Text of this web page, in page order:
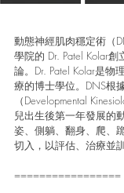
動態神經肌肉穩定術（
學院的 Dr. Patel Kolar
論。Dr. Patel Kolar是物
療的博士學位。DNS根
（Developmental
兒出生後第一年發展的
姿、側躺、翻身、爬、
切入，以評估、治療並
=================